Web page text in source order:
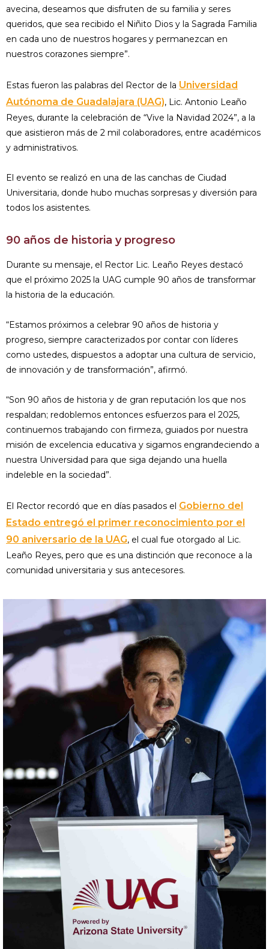
avecina, deseamos que disfruten de su familia y seres
queridos, que sea recibido el Niñito Dios y la Sagrada Familia
en cada uno de nuestros hogares y permanezcan en
nuestros corazones siempre”.
Estas fueron las palabras del Rector de la Universidad
Autónoma de Guadalajara (UAG), Lic. Antonio Leaño
Reyes, durante la celebración de “Vive la Navidad 2024”, a la
que asistieron más de 2 mil colaboradores, entre académicos
y administrativos.
El evento se realizó en una de las canchas de Ciudad
Universitaria, donde hubo muchas sorpresas y diversión para
todos los asistentes.
90 años de historia y progreso
Durante su mensaje, el Rector Lic. Leaño Reyes destacó
que el próximo 2025 la UAG cumple 90 años de transformar
la historia de la educación.
“Estamos próximos a celebrar 90 años de historia y
progreso, siempre caracterizados por contar con líderes
como ustedes, dispuestos a adoptar una cultura de servicio,
de innovación y de transformación”, afirmó.
“Son 90 años de historia y de gran reputación los que nos
respaldan; redoblemos entonces esfuerzos para el 2025,
continuemos trabajando con firmeza, guiados por nuestra
misión de excelencia educativa y sigamos engrandeciendo a
nuestra Universidad para que siga dejando una huella
indeleble en la sociedad”.
El Rector recordó que en días pasados el Gobierno del
Estado entregó el primer reconocimiento por el
90 aniversario de la UAG, el cual fue otorgado al Lic.
Leaño Reyes, pero que es una distinción que reconoce a la
comunidad universitaria y sus antecesores.